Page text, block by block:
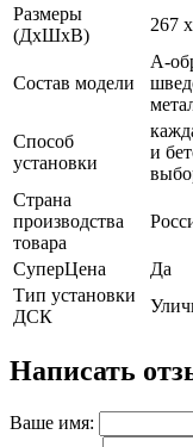
Размеры
(ДхШхВ)
267
Состав модели
А-
Способ
установки
и
Страна
производства
товара
СуперЦена
Да
Тип установки
ДСК
Написать
Ваше имя: